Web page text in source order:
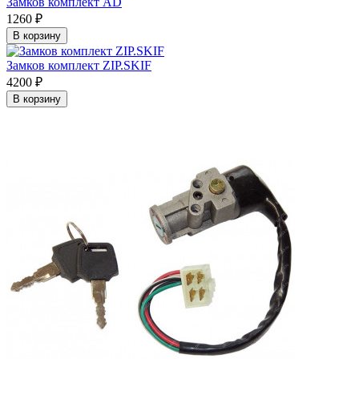
1260 ₽
В корзину
Замков комплект ZIP.SKIF
4200 ₽
В корзину